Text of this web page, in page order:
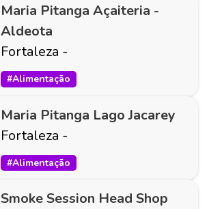
Maria Pitanga Açaiteria -
Aldeota
Fortaleza -
#Alimentação
Maria Pitanga Lago Jacarey
Fortaleza -
#Alimentação
Smoke Session Head Shop